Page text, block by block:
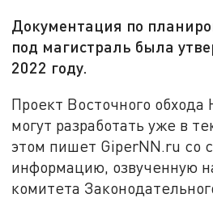
Документация по
под магистраль была
2022 году.
Проект Восточного обхода
могут разработать уже в
этом пишет GiperNN.ru со
информацию, озвученную
комитета